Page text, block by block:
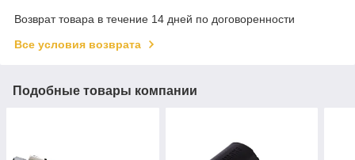
Возврат товара в течение 14 дней по договоренности
Все условия возврата
Подобные товары компании